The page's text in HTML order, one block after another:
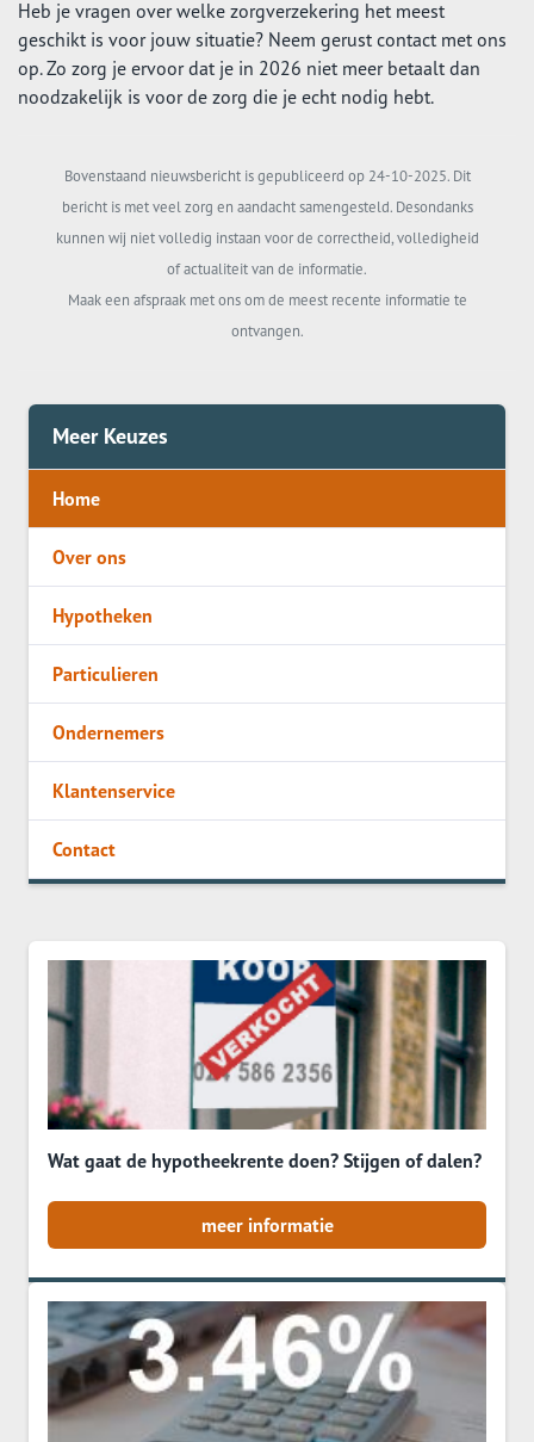
Heb je vragen over welke zorgverzekering het meest
geschikt is voor jouw situatie? Neem gerust contact met ons
op. Zo zorg je ervoor dat je in 2026 niet meer betaalt dan
noodzakelijk is voor de zorg die je echt nodig hebt.
Bovenstaand nieuwsbericht is gepubliceerd op 24-10-2025. Dit
bericht is met veel zorg en aandacht samengesteld. Desondanks
kunnen wij niet volledig instaan voor de correctheid, volledigheid
of actualiteit van de informatie.
Maak een afspraak met ons om de meest recente informatie te
ontvangen.
Meer Keuzes
Home
Over ons
Hypotheken
Particulieren
Ondernemers
Klantenservice
Contact
Wat gaat de hypotheekrente doen? Stijgen of dalen?
meer informatie